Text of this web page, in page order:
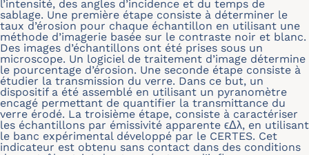
l’intensité, des angles d’incidence et du temps de
sablage. Une première étape consiste à déterminer le
taux d’érosion pour chaque échantillon en utilisant une
méthode d’imagerie basée sur le contraste noir et blanc.
Des images d’échantillons ont été prises sous un
microscope. Un logiciel de traitement d’image détermine
le pourcentage d’érosion. Une seconde étape consiste à
étudier la transmission du verre. Dans ce but, un
dispositif a été assemblé en utilisant un pyranomètre
encagé permettant de quantifier la transmittance du
verre érodé. La troisième étape, consiste à caractériser
les échantillons par émissivité apparente ϵΔλ, en utilisant
le banc expérimental développé par le CERTES. Cet
indicateur est obtenu sans contact dans des conditions